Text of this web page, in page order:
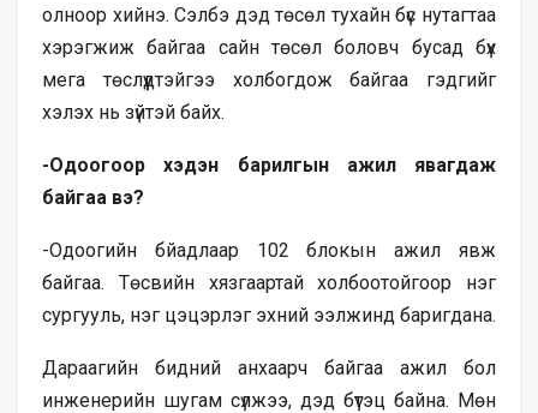
олноор хийнэ. Сэлбэ дэд төсөл тухайн бүс нутагтаа
хэрэгжиж байгаа сайн төсөл боловч бусад бүх
мега төслүүдтэйгээ холбогдож байгаа гэдгийг
хэлэх нь зүйтэй байх.
-Одоогоор хэдэн барилгын ажил явагдаж
байгаа вэ?
-Одоогийн бйадлаар 102 блокын ажил явж
байгаа. Төсвийн хязгаартай холбоотойгоор нэг
сургууль, нэг цэцэрлэг эхний ээлжинд баригдана.
Дараагийн бидний анхаарч байгаа ажил бол
инженерийн шугам сүлжээ, дэд бүтэц байна. Мөн